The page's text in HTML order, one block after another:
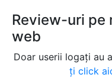
Review-uri pe
web
Doar userii logați au
ți click